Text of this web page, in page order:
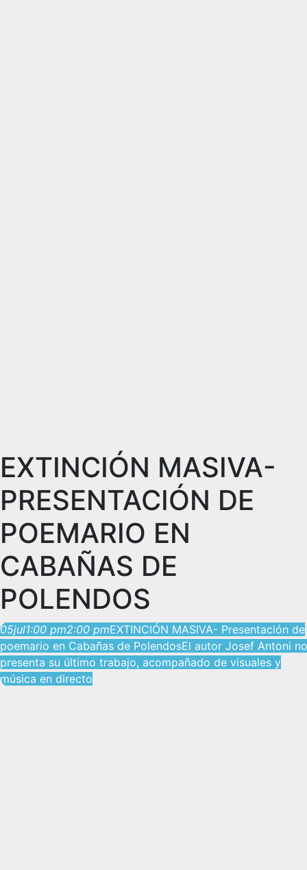
EXTINCIÓN MASIVA-
PRESENTACIÓN DE
POEMARIO EN
CABAÑAS DE
POLENDOS
05jul1:00 pm2:00 pmEXTINCIÓN MASIVA- Presentación de
poemario en Cabañas de PolendosEl autor Josef Antoni
presenta su último trabajo, acompañado de visuales y
música en directo